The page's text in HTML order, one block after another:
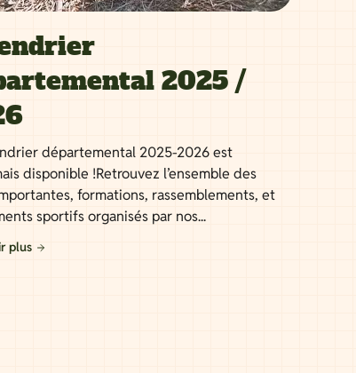
2025 /
départemental 2025-2026 est
disponible !Retrouvez l’ensemble des
formations, rassemblements, et
sportifs organisés par nos...
plus